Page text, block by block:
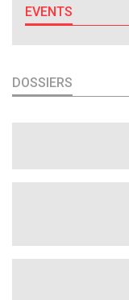
EVENTS
DOSSIERS